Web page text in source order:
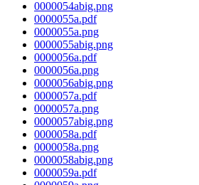
0000054abig.png
0000055a.pdf
0000055a.png
0000055abig.png
0000056a.pdf
0000056a.png
0000056abig.png
0000057a.pdf
0000057a.png
0000057abig.png
0000058a.pdf
0000058a.png
0000058abig.png
0000059a.pdf